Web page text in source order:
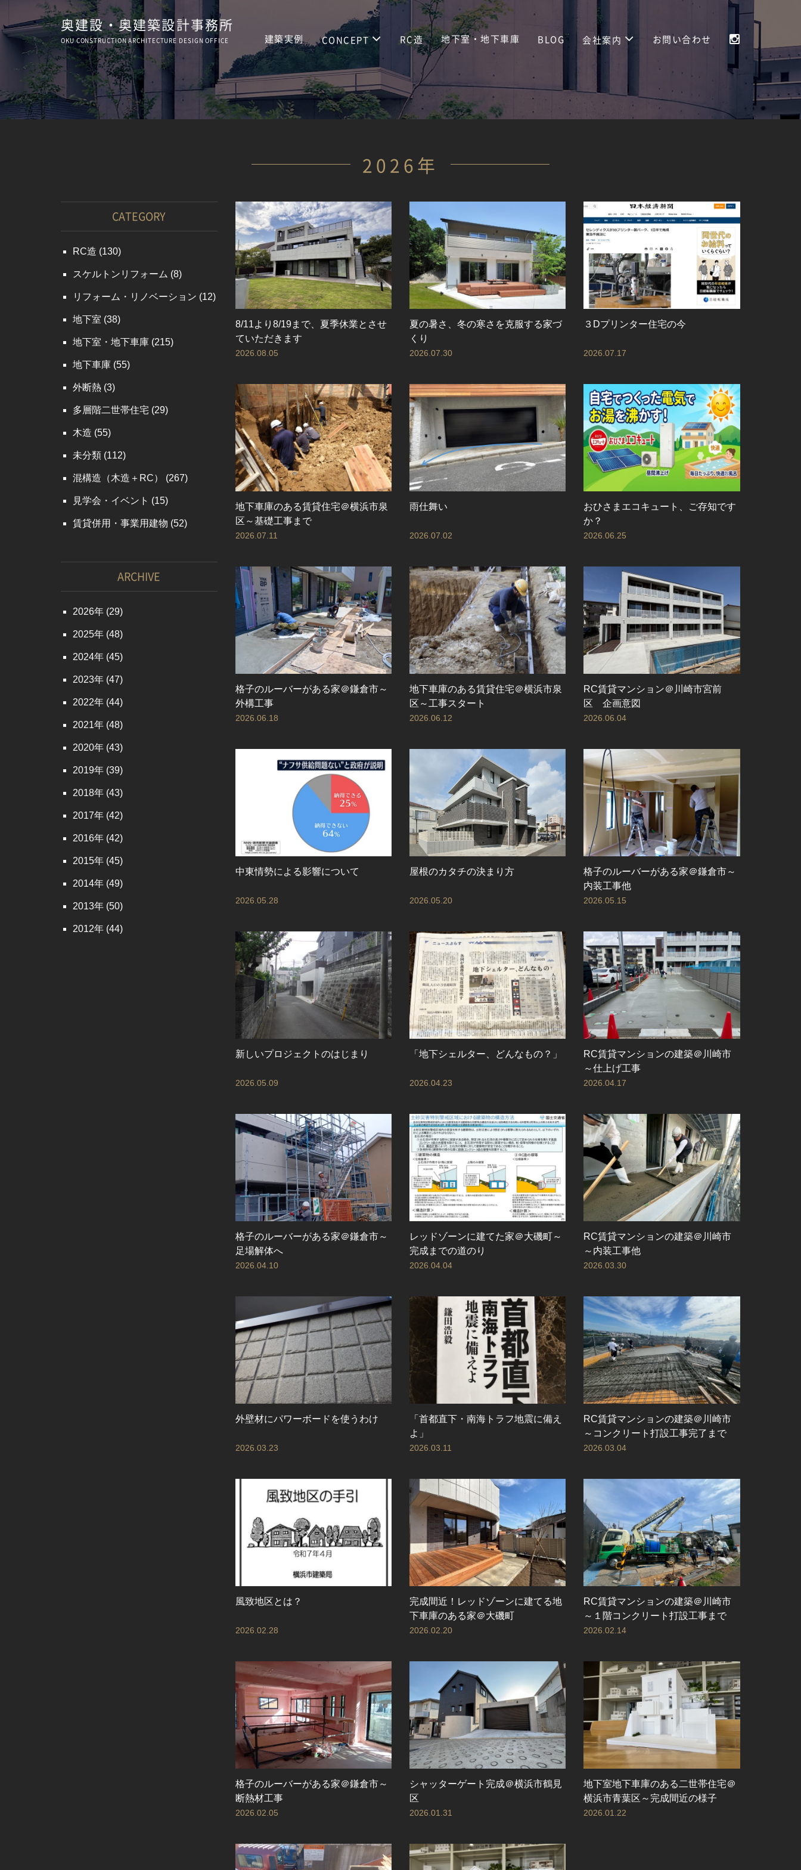
奥建設・奥建築設計事務所
OKU CONSTRUCTIONARCHITECTURE DESIGN OFFICE 建築実例 CONCEPT RC造 地下室・地下車庫 BLOG 会社案内 お問い合わせ
2026年
8/11より8/19まで、夏季休業とさせ
ていただきます
2026.08.05
夏の暑さ、冬の寒さを克服する家づ
くり
2026.07.30
３Dプリンター住宅の今
2026.07.17
地下車庫のある賃貸住宅＠横浜市泉
区～基礎工事まで
2026.07.11
雨仕舞い
2026.07.02
おひさまエコキュート、ご存知です
か？
2026.06.25
格子のルーバーがある家＠鎌倉市～
外構工事
2026.06.18
地下車庫のある賃貸住宅＠横浜市泉
区～工事スタート
2026.06.12
RC賃貸マンション＠川崎市宮前
区 企画意図
2026.06.04
中東情勢による影響について
2026.05.28
屋根のカタチの決まり方
2026.05.20
格子のルーバーがある家＠鎌倉市～
内装工事他
2026.05.15
新しいプロジェクトのはじまり
2026.05.09
「地下シェルター、どんなもの？」
2026.04.23
RC賃貸マンションの建築＠川崎市
～仕上げ工事
2026.04.17
格子のルーバーがある家＠鎌倉市～
足場解体へ
2026.04.10
レッドゾーンに建てた家＠大磯町～
完成までの道のり
2026.04.04
RC賃貸マンションの建築＠川崎市
～内装工事他
2026.03.30
外壁材にパワーボードを使うわけ
2026.03.23
「首都直下・南海トラフ地震に備え
よ」
2026.03.11
RC賃貸マンションの建築＠川崎市
～コンクリート打設工事完了まで
2026.03.04
風致地区とは？
2026.02.28
完成間近！レッドゾーンに建てる地
下車庫のある家＠大磯町
2026.02.20
RC賃貸マンションの建築＠川崎市
～１階コンクリート打設工事まで
2026.02.14
格子のルーバーがある家＠鎌倉市～
断熱材工事
2026.02.05
シャッターゲート完成＠横浜市鶴見
区
2026.01.31
地下室地下車庫のある二世帯住宅＠
横浜市青葉区～完成間近の様子
2026.01.22
CATEGORY
RC造 (130)
スケルトンリフォーム (8)
リフォーム・リノベーション (12)
地下室 (38)
地下室・地下車庫 (215)
地下車庫 (55)
外断熱 (3)
多層階二世帯住宅 (29)
木造 (55)
未分類 (112)
混構造（木造＋RC） (267)
見学会・イベント (15)
賃貸併用・事業用建物 (52)
ARCHIVE
2026 (29)
2025 (48)
2024 (45)
2023 (47)
2022 (44)
2021 (48)
2020 (43)
2019 (39)
2018 (43)
2017 (42)
2016 (42)
2015 (45)
2014 (49)
2013 (50)
2012 (44)